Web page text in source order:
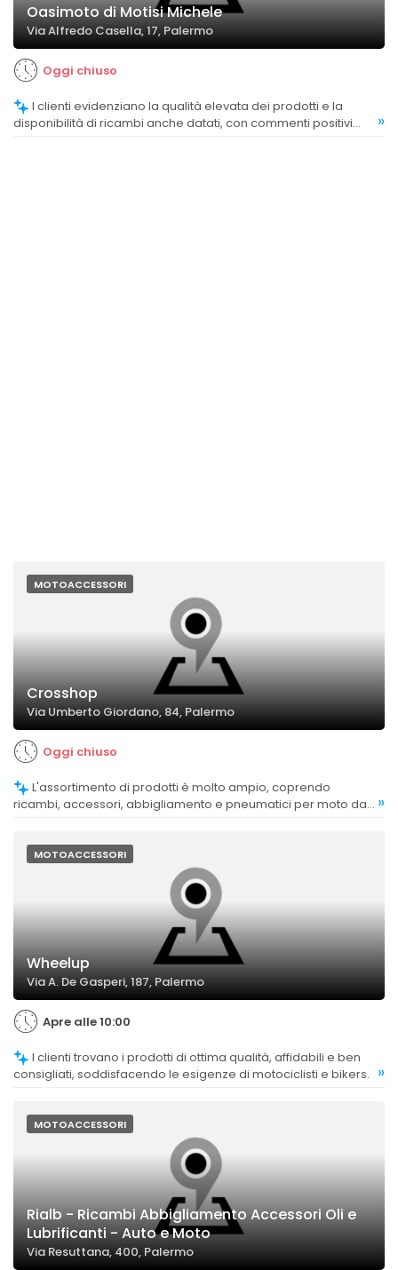
Oasimoto di Motisi Michele
Via Alfredo Casella, 17, Palermo
Oggi chiuso
disponibilità di ricambi anche datati, con commenti positivi
»
MOTOACCESSORI
Crosshop
Via Umberto Giordano, 84, Palermo
Oggi chiuso
ricambi, accessori, abbigliamento e pneumatici per moto da
»
MOTOACCESSORI
Wheelup
Via A. De Gasperi, 187, Palermo
Apre alle 10:00
consigliati, soddisfacendo le esigenze di motociclisti e bikers. »
MOTOACCESSORI
Rialb - Ricambi Abbigliamento Accessori Oli e
Lubrificanti - Auto e Moto
Via Resuttana, 400, Palermo